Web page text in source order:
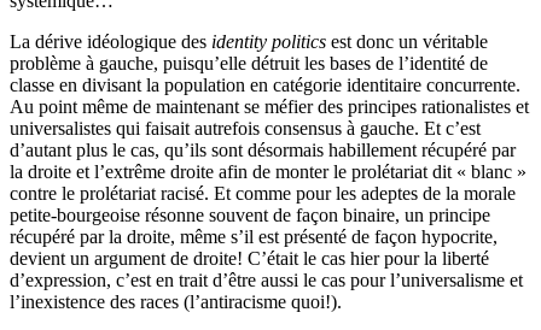
La dérive idéologique des identity politics est donc un véritable
problème à gauche, puisqu’elle détruit les bases de l’identité de
classe en divisant la population en catégorie identitaire concurrente.
Au point même de maintenant se méfier des principes rationalistes et
universalistes qui faisait autrefois consensus à gauche. Et c’est
d’autant plus le cas, qu’ils sont désormais habillement récupéré par
la droite et l’extrême droite afin de monter le prolétariat dit « blanc »
contre le prolétariat racisé. Et comme pour les adeptes de la morale
petite-bourgeoise résonne souvent de façon binaire, un principe
récupéré par la droite, même s’il est présenté de façon hypocrite,
devient un argument de droite! C’était le cas hier pour la liberté
d’expression, c’est en trait d’être aussi le cas pour l’universalisme et
l’inexistence des races (l’antiracisme quoi!).